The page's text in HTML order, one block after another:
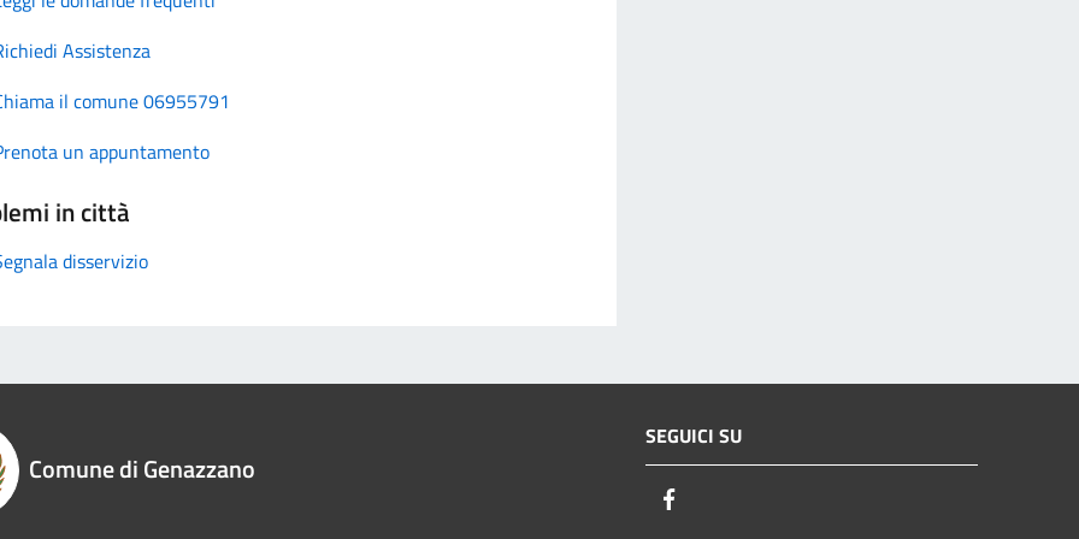
Assistenza
il comune 06955791
un appuntamento
in città
disservizio
Comune di Genazzano
SEGUICI SU